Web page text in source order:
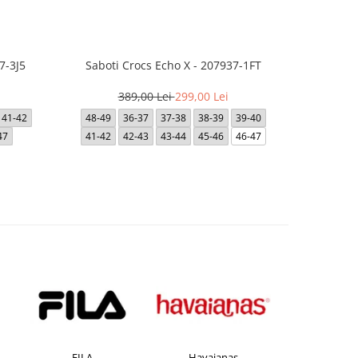
3J5
41-42
Saboti Crocs Echo X - 207937-1FT
389,00 Lei299,00 Lei
48-49 36-37 37-38 38-39
39-40
41-42
42-43 43-44 45-46 46-47